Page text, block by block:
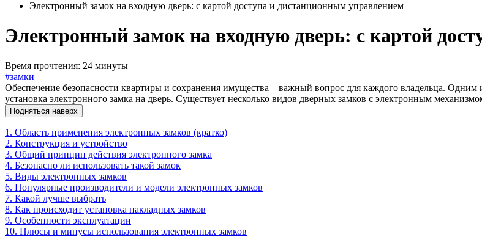
Электронный замок на входную дверь: с картой доступа и дистанционным управлением
Электронный замок на входную дверь: с картой
Время прочтения: 24 минуты
#замки
Обеспечение безопасности квартиры и сохранения имущества – важный вопрос для каждого владельца.
установка электронного замка на дверь. Существует несколько видов дверных замков с электронным
Подняться наверх
1. Область применения электронных замков (кратко)
2. Конструкция и устройство
3. Общий принцип действия электронного замка
4. Безопасно ли использовать такой замок
5. Виды электронных замков
6. Популярные производители и модели электронных замков
7. Какой лучше выбрать
8. Как происходит установка накладных замков
9. Особенности эксплуатации
10. Плюсы и минусы использования электронных замков